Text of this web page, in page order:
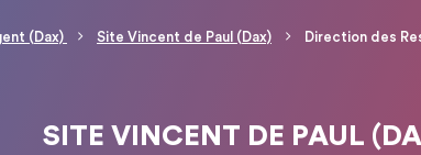
(Dax) Site Vincent de Paul (Dax) Direction des
SITE VINCENT DE PAUL